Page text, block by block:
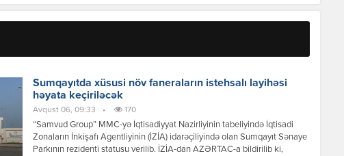
Sumqayıtda xüsusi növ faneraların istehsalı layihəsi
həyata keçiriləcək
Avqust 06, 09:33 • 170
“Samvud Group” MMC-yə İqtisadiyyat Nazirliyinin tabeliyində İqtisadi
Zonaların İnkişafı Agentliyinin (İZİA) idarəçiliyində olan Sumqayıt Sənaye
Parkının rezidenti statusu verilib. İZİA-dan AZƏRTAC-a bildirilib ki,